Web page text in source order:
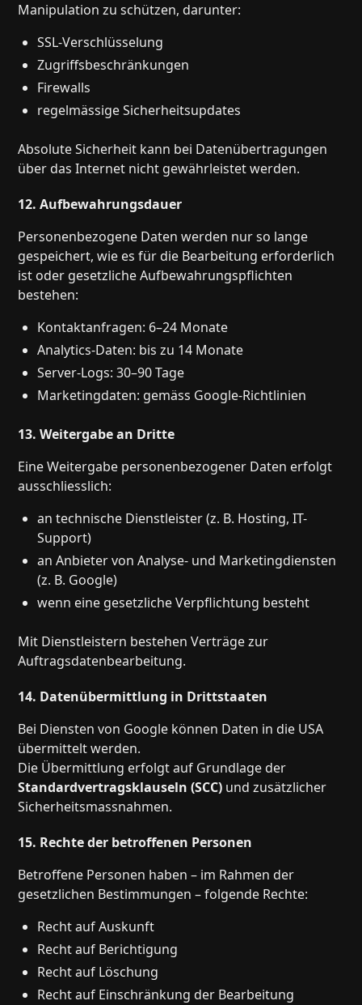
Manipulation zu schützen, darunter:
SSL-Verschlüsselung
Zugriffsbeschränkungen
Firewalls
regelmässige Sicherheitsupdates
Absolute Sicherheit kann bei Datenübertragungen
über das Internet nicht gewährleistet werden.
12. Aufbewahrungsdauer
Personenbezogene Daten werden nur so lange
gespeichert, wie es für die Bearbeitung erforderlich
ist oder gesetzliche Aufbewahrungspflichten
bestehen:
Kontaktanfragen: 6–24 Monate
Analytics-Daten: bis zu 14 Monate
Server-Logs: 30–90 Tage
Marketingdaten: gemäss Google-Richtlinien
13. Weitergabe an Dritte
Eine Weitergabe personenbezogener Daten erfolgt
ausschliesslich:
an technische Dienstleister (z. B. Hosting, IT-
Support)
an Anbieter von Analyse- und Marketingdiensten
(z. B. Google)
wenn eine gesetzliche Verpflichtung besteht
Mit Dienstleistern bestehen Verträge zur
Auftragsdatenbearbeitung.
14. Datenübermittlung in Drittstaaten
Bei Diensten von Google können Daten in die USA
übermittelt werden.
Die Übermittlung erfolgt auf Grundlage der
Standardvertragsklauseln (SCC) und zusätzlicher
Sicherheitsmassnahmen.
15. Rechte der betroffenen Personen
Betroffene Personen haben – im Rahmen der
gesetzlichen Bestimmungen – folgende Rechte:
Recht auf Auskunft
Recht auf Berichtigung
Recht auf Löschung
Recht auf Einschränkung der Bearbeitung